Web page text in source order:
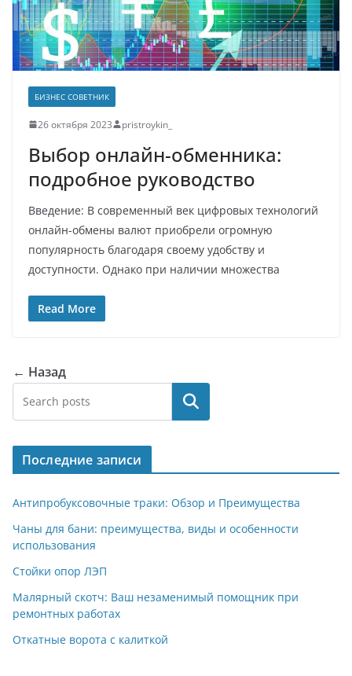
БИЗНЕС СОВЕТНИК
26 октября 2023 pristroykin_
Выбор онлайн-обменника:
подробное руководство
Введение: В современный век цифровых технологий
онлайн-обмены валют приобрели огромную
популярность благодаря своему удобству и
доступности. Однако при наличии множества
Read More
← Назад
Поиск
Последние записи
Антипробуксовочные траки: Обзор и Преимущества
Чаны для бани: преимущества, виды и особенности
использования
Стойки опор ЛЭП
Малярный скотч: Ваш незаменимый помощник при
ремонтных работах
Откатные ворота с калиткой